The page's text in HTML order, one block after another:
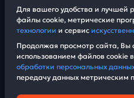
Для вашего удобства и лучшей
файлы cookie, метрические
технологии и сервис
Продолжая просмотр сайта, Вы
использованием файлов cookie в
обработки персональных
передачу данных метрическим